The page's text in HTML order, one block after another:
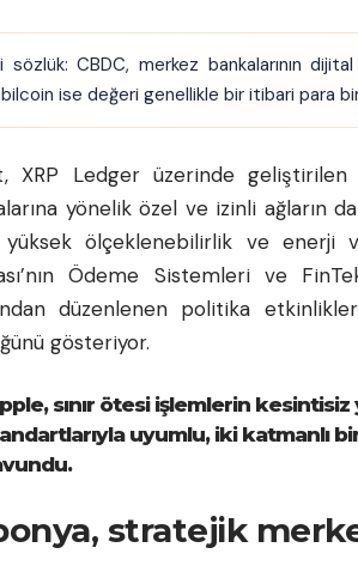
sözlük: CBDC, merkez bankalarının
ise değeri genellikle bir itibari para
XRP Ledger üzerinde
yönelik özel ve izinli ağların
yüksek ölçeklenebilirlik ve enerji
Ödeme Sistemleri ve
düzenlenen politika
gösteriyor.
sınır ötesi işlemlerin
uyumlu, iki katmanlı
stratejik